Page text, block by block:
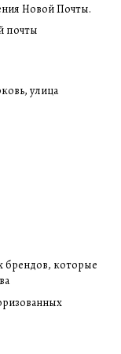
Новой Почты.
почты
улица
брендов, которые